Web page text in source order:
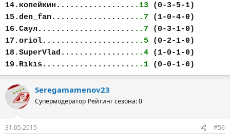
14.копейкин................. .13 (0-3-5-1)
15.den_fan.................. ..7 (1-0-4-0)
16.Саул..................... ..7 (0-3-1-0)
17.oriol.................... ..5 (0-2-1-0)
18.SuperVlad................ ..4 (1-0-1-0)
19.Rikis.................... ..1 (0-0-1-0)
Seregamamenov23
Супермодератор Рейтинг сезона: 0
31.05.2015 #56